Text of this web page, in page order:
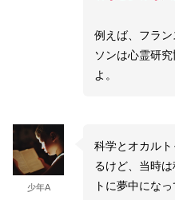
例えば、フラ
ソンは心霊研
よ。
少年A
科学とオカル
るけど、当時
トに夢中にな